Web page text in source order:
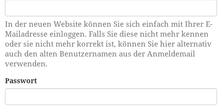
In der neuen Website können Sie sich einfach mit Ihrer E-
Mailadresse einloggen. Falls Sie diese nicht mehr kennen
oder sie nicht mehr korrekt ist, können Sie hier alternativ
auch den alten Benutzernamen aus der Anmeldemail
verwenden.
Passwort